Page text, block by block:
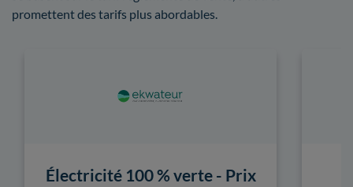
promettent des tarifs plus abordables.
Électricité 100 % verte - Prix